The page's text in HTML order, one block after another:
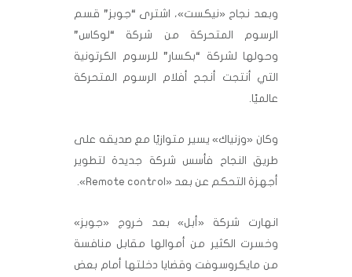
وبعد نجاح «نيكست»، اشترى “جوبز” قسم
الرسوم المتحركة من شركة “لوكاس”
وحولها لشركة “بكسار” للرسوم الكرتونية
التي أنتجت أنجح أفلام الرسوم المتحركة
عالميًا.
وكان «وزنياك» يسير متوازيًا مع صديقه على
طريق النجاح فأسس شركة جديدة لتطوير
أجهزة التحكم عن بعد «Remote control».
انهارت شركة «أبل» بعد خروج «جوبز»
وخسرت الكثير من أموالها مقابل منافسة
من مايكروسوفت وقضايا دخلتها أمام بعض